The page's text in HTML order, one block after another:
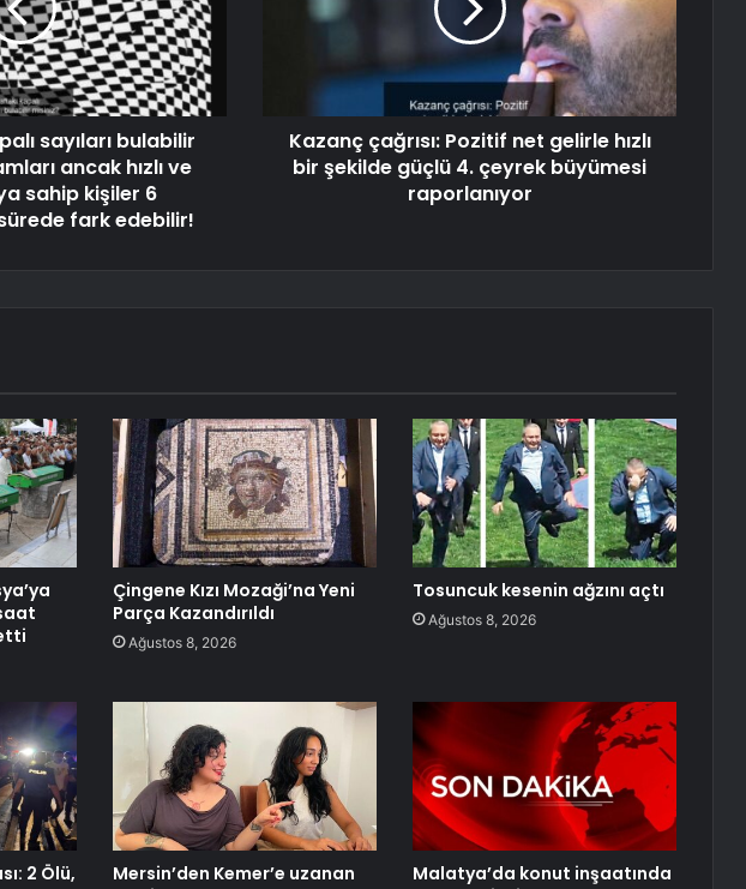
sayıları bulabilir
ancak hızlı ve
sahip kişiler 6
fark edebilir!
Kazanç çağrısı: Pozitif net gelirle hızlı
bir şekilde güçlü 4. çeyrek büyümesi
raporlanıyor
Çingene Kızı Mozaği’na Yeni
Parça Kazandırıldı
Ağustos 8, 2026
Tosuncuk kesenin ağzını açtı
Ağustos 8, 2026
2 Ölü,
Mersin’den Kemer’e uzanan
Malatya’da konut inşaatında